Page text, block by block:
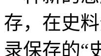
存，在史
录保存的“